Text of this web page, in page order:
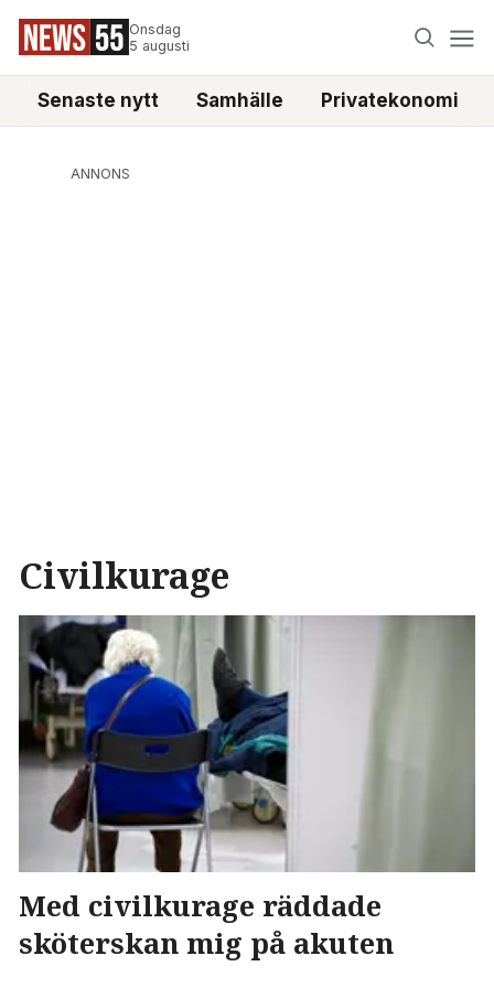
Onsdag
5 augusti
Senaste nytt Samhälle Privatekonomi
ANNONS
Civilkurage
Med civilkurage räddade
sköterskan mig på akuten